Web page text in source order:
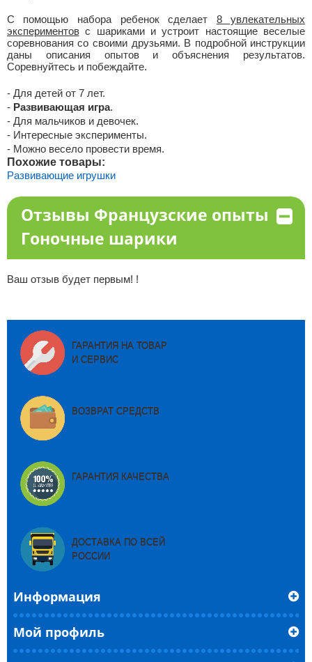
С помощью набора ребенок сделает 8 увлекательных
экспериментовс шариками и устроит настоящие веселые
соревнования со своими друзьями. В подробной инструкции
даны описания опытов и объяснения результатов.
Соревнуйтесь и побеждайте.
- Для детей от 7 лет.
- Развивающая игра.
- Для мальчиков и девочек.
- Интересные эксперименты.
- Можно весело провести время.
Похожие товары:
Развивающие игрушки
Отзывы Французские опыты
Гоночные шарики
Ваш отзыв будет первым! !
ГАРАНТИЯ НА ТОВАР
И СЕРВИС
ВОЗВРАТ СРЕДСТВ
ГАРАНТИЯ КАЧЕСТВА
ДОСТАВКА ПО ВСЕЙ
РОССИИ
Информация
Мой профиль